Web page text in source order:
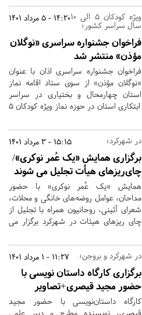
14:20 - 5 مرداد 1401ویژه کودکان 5 الی 10
سال سراسر کشور؛
فراخوان جشنواره سراسری «نوگلان
مؤذن» منتشر شد
فراخوان جشنواره سراسری اذان با عنوان
«نوگلان مؤذن» از سوی ستاد اقامه نماز
استان چهارمحال و بختیاری در سراسر
کشور اعلام شده است و این برنامه ابتکاری استان در حوزه نماز ویژه کودکان ۵
15:15 - 3 مرداد 1401 در شهرکرد؛
برگزاری همایش «یک عُمر نوکری»/
چای‌ریزهای هیأت تجلیل می شوند
همایش «یک عُمر نوکری» با حضور
مداحان، عوامل روضه‌های خانگی و محلات،
شعرای آئینی، روحانیون همراه با تجلیل از
چای ریزهای هیئات در شهرکرد برگزار می
11:27 - 1 مرداد 1401 در شهرکرد و بروجن؛
برگزاری کارگاه داستان نویسی با
حضور مجید قیصری+تصاویر
کارگاه داستان‌نویسی با حضور مجید